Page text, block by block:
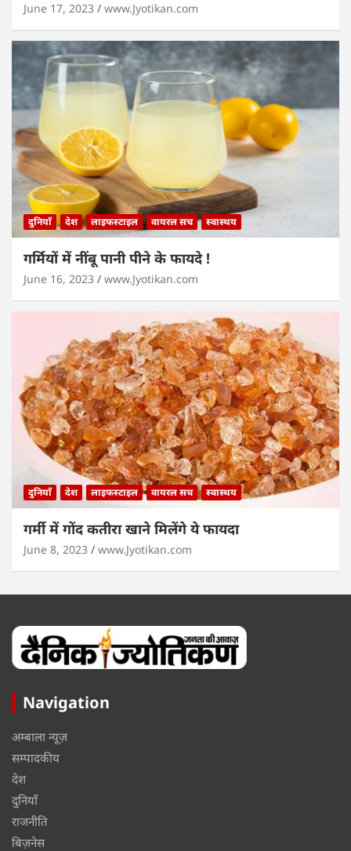
June 17, 2023 www.Jyotikan.com
दुनियाँ देश लाइफस्टाइल वायरल सच स्वास्थय
गर्मियों में नींबू पानी पीने के फायदे !
June 16, 2023 www.Jyotikan.com
दुनियाँ देश लाइफस्टाइल वायरल सच स्वास्थय
गर्मी में गोंद कतीरा खाने मिलेंगे ये फायदा
June 8, 2023 www.Jyotikan.com
Navigation
अम्बाला न्यूज़
सम्पादकीय
देश
दुनियाँ
राजनीति
बिज़नेस